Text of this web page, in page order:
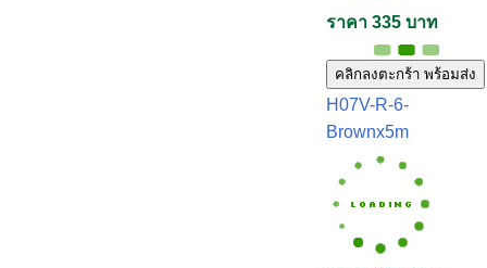
ราคา 335 บาท
คลิกลงตะกร้า พร้อมส่ง
H07V-R-6-
Brownx5m